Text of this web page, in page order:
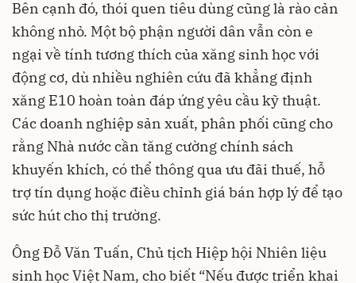
Bên cạnh đó, thói quen tiêu dùng cũng là rào cản
không nhỏ. Một bộ phận người dân vẫn còn e
ngại về tính tương thích của xăng sinh học với
động cơ, dù nhiều nghiên cứu đã khẳng định
xăng E10 hoàn toàn đáp ứng yêu cầu kỹ thuật.
Các doanh nghiệp sản xuất, phân phối cũng cho
rằng Nhà nước cần tăng cường chính sách
khuyến khích, có thể thông qua ưu đãi thuế, hỗ
trợ tín dụng hoặc điều chỉnh giá bán hợp lý để tạo
sức hút cho thị trường.
Ông Đỗ Văn Tuấn, Chủ tịch Hiệp hội Nhiên liệu
sinh học Việt Nam, cho biết “Nếu được triển khai